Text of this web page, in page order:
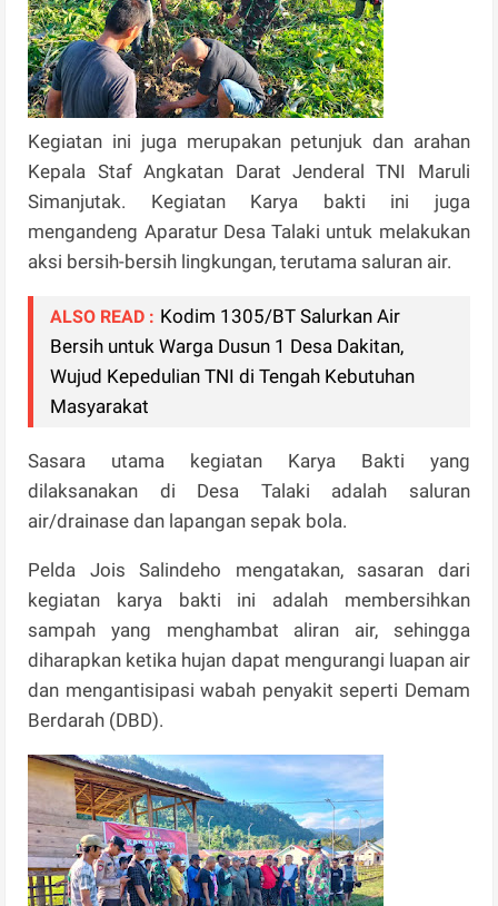
Kegiatan ini juga merupakan petunjuk dan arahan
Kepala Staf Angkatan Darat Jenderal TNI Maruli
Simanjutak. Kegiatan Karya bakti ini juga
mengandeng Aparatur Desa Talaki untuk melakukan
aksi bersih-bersih lingkungan, terutama saluran air.
ALSO READ : Kodim 1305/BT Salurkan Air
Bersih untuk Warga Dusun 1 Desa Dakitan,
Wujud Kepedulian TNI di Tengah Kebutuhan
Masyarakat
Sasara utama kegiatan Karya Bakti yang
dilaksanakan di Desa Talaki adalah saluran
air/drainase dan lapangan sepak bola.
Pelda Jois Salindeho mengatakan, sasaran dari
kegiatan karya bakti ini adalah membersihkan
sampah yang menghambat aliran air, sehingga
diharapkan ketika hujan dapat mengurangi luapan air
dan mengantisipasi wabah penyakit seperti Demam
Berdarah (DBD).